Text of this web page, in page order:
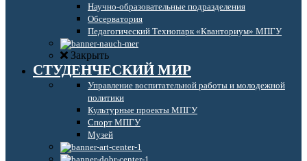
Научно-образовательные подразделения
Обсерватория
Педагогический Технопарк «Кванториум» МПГУ
Закрыть
СТУДЕНЧЕСКИЙ МИР
Управление воспитательной работы и молодежной
политики
Культурные проекты МПГУ
Спорт МПГУ
Музей